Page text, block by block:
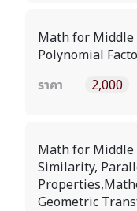
Math for Middle
Polynomial
ราคา
2,000
Math for Middle
Similarity,
Geometric